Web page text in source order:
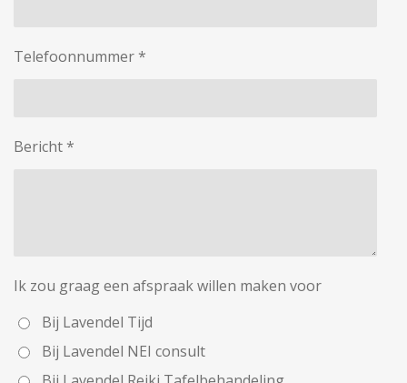
Telefoonnummer *
Bericht *
Ik zou graag een afspraak willen maken voor
Bij Lavendel Tijd
Bij Lavendel NEI consult